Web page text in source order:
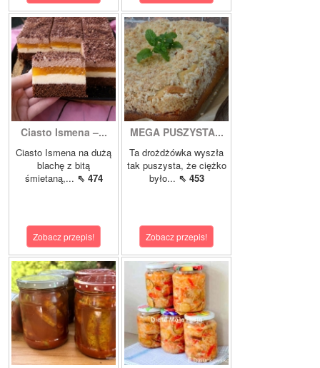
Ciasto Ismena –...
Ciasto Ismena na dużą
blachę z bitą
śmietaną,... ⇖ 474
Zobacz przepis!
MEGA PUSZYSTA...
Ta drożdżówka wyszła
tak puszysta, że ciężko
było... ⇖ 453
Zobacz przepis!